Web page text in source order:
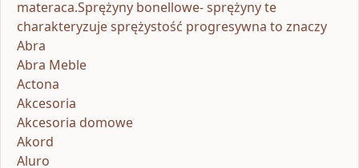
materaca.Sprężyny bonellowe- sprężyny te
charakteryzuje sprężystość progresywna to znaczy
Abra
Abra Meble
Actona
Akcesoria
Akcesoria domowe
Akord
Aluro